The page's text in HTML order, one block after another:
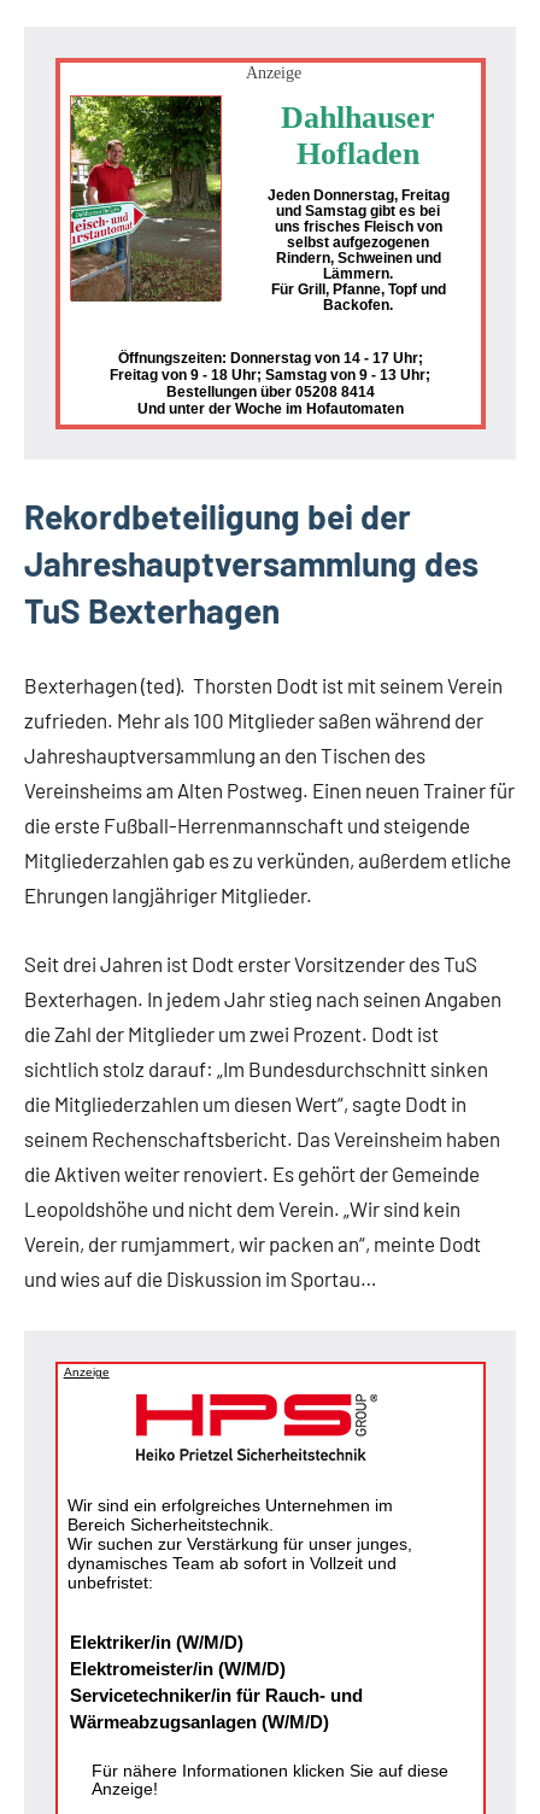
Anzeige
Dahlhauser
Hofladen
Jeden Donnerstag, Freitag
und Samstag gibt es bei
uns frisches Fleisch von
selbst aufgezogenen
Rindern, Schweinen und
Lämmern.
Für Grill, Pfanne, Topf und
Backofen.
Öffnungszeiten: Donnerstag von 14 - 17 Uhr;
Freitag von 9 - 18 Uhr; Samstag von 9 - 13 Uhr;
Bestellungen über 05208 8414
Und unter der Woche im Hofautomaten
Rekordbeteiligung bei der
Jahreshauptversammlung des
TuS Bexterhagen
Bexterhagen (ted). Thorsten Dodt ist mit seinem Verein
zufrieden. Mehr als 100 Mitglieder saßen während der
Jahreshauptversammlung an den Tischen des
Vereinsheims am Alten Postweg. Einen neuen Trainer für
die erste Fußball-Herrenmannschaft und steigende
Mitgliederzahlen gab es zu verkünden, außerdem etliche
Ehrungen langjähriger Mitglieder.
Seit drei Jahren ist Dodt erster Vorsitzender des TuS
Bexterhagen. In jedem Jahr stieg nach seinen Angaben
die Zahl der Mitglieder um zwei Prozent. Dodt ist
sichtlich stolz darauf: „Im Bundesdurchschnitt sinken
die Mitgliederzahlen um diesen Wert“, sagte Dodt in
seinem Rechenschaftsbericht. Das Vereinsheim haben
die Aktiven weiter renoviert. Es gehört der Gemeinde
Leopoldshöhe und nicht dem Verein. „Wir sind kein
Verein, der rumjammert, wir packen an“, meinte Dodt
und wies auf die Diskussion im Sportau…
Anzeige
Wir sind ein erfolgreiches Unternehmen im
Bereich Sicherheitstechnik.
Wir suchen zur Verstärkung für unser junges,
dynamisches Team ab sofort in Vollzeit und
unbefristet:
Elektriker/in (W/M/D)
Elektromeister/in (W/M/D)
Servicetechniker/in für Rauch- und
Wärmeabzugsanlagen (W/M/D)
Für nähere Informationen klicken Sie auf diese
Anzeige!